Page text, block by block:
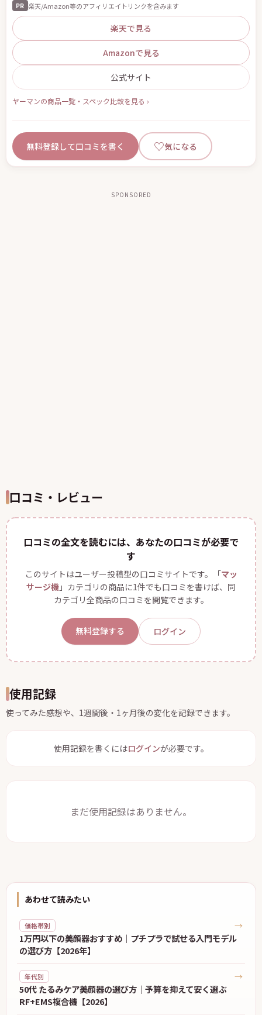
PR 楽天/Amazon等のアフィリエイトリンクを含みます
楽天で見る
Amazonで見る
公式サイト
ヤーマンの商品一覧・スペック比較を見る ›
無料登録して口コミを書く ♡気になる
SPONSORED
口コミ・レビュー
口コミの全文を読むには、あなたの口コミが必要で
す
このサイトはユーザー投稿型の口コミサイトです。「マッ
サージ機 」カテゴリの商品に1件でも口コミを書けば、同
カテゴリ全商品の口コミを閲覧できます。
無料登録する ログイン
使用記録
使ってみた感想や、1週間後・1ヶ月後の変化を記録できます。
使用記録を書くにはログインが必要です。
まだ使用記録はありません。
あわせて読みたい
価格帯別
1万円以下の美顔器おすすめ｜プチプラで試せる入門モデル
の選び方【2026年】
→
年代別
50代 たるみケア美顔器の選び方｜予算を抑えて安く選ぶ
RF+EMS複合機【2026】
→